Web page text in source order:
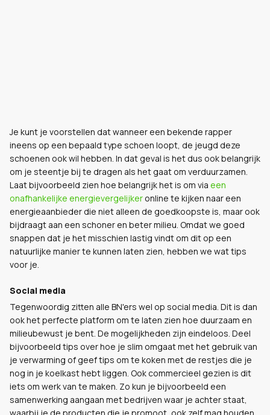
Je kunt je voorstellen dat wanneer een bekende rapper
ineens op een bepaald type schoen loopt, de jeugd deze
schoenen ook wil hebben. In dat geval is het dus ook belangrijk
om je steentje bij te dragen als het gaat om verduurzamen.
Laat bijvoorbeeld zien hoe belangrijk het is om via een
onafhankelijke energievergelijker online te kijken naar een
energieaanbieder die niet alleen de goedkoopste is, maar ook
bijdraagt aan een schoner en beter milieu. Omdat we goed
snappen dat je het misschien lastig vindt om dit op een
natuurlijke manier te kunnen laten zien, hebben we wat tips
voor je.
Social media
Tegenwoordig zitten alle BN'ers wel op social media. Dit is dan
ook het perfecte platform om te laten zien hoe duurzaam en
milieubewust je bent. De mogelijkheden zijn eindeloos. Deel
bijvoorbeeld tips over hoe je slim omgaat met het gebruik van
je verwarming of geef tips om te koken met de restjes die je
nog in je koelkast hebt liggen. Ook commercieel gezien is dit
iets om werk van te maken. Zo kun je bijvoorbeeld een
samenwerking aangaan met bedrijven waar je achter staat,